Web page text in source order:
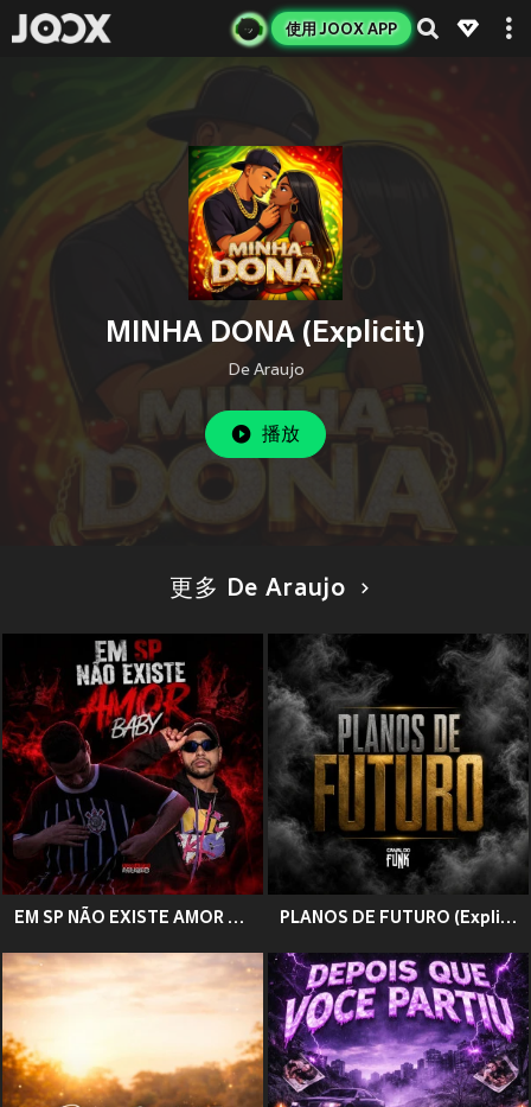
使用 JOOX APP
MINHA DONA (Explicit)
De Araujo
播放
更多 De Araujo
EM SP NÃO EXISTE AMOR BABY (Explicit) PLANOS DE FUTURO (Explicit)